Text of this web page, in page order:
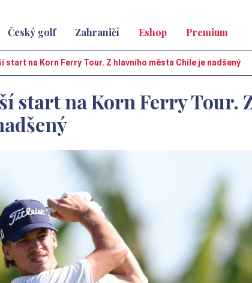
Český golf Zahraničí Eshop Premium
start na Korn Ferry Tour. Z hlavního města Chile je nadšený
start na Korn Ferry Tour.